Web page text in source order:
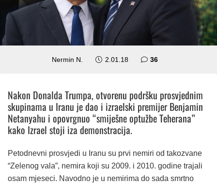
Nermin N. 2.01.18 36komentara
Nakon Donalda Trumpa, otvorenu podršku prosvjednim
skupinama u Iranu je dao i izraelski premijer Benjamin
Netanyahu i opovrgnuo “smiješne optužbe Teherana”
kako Izrael stoji iza demonstracija.
Petodnevni prosvjedi u Iranu su prvi nemiri od takozvane
“Zelenog vala”, nemira koji su 2009. i 2010. godine trajali
osam mjeseci. Navodno je u nemirima do sada smrtno